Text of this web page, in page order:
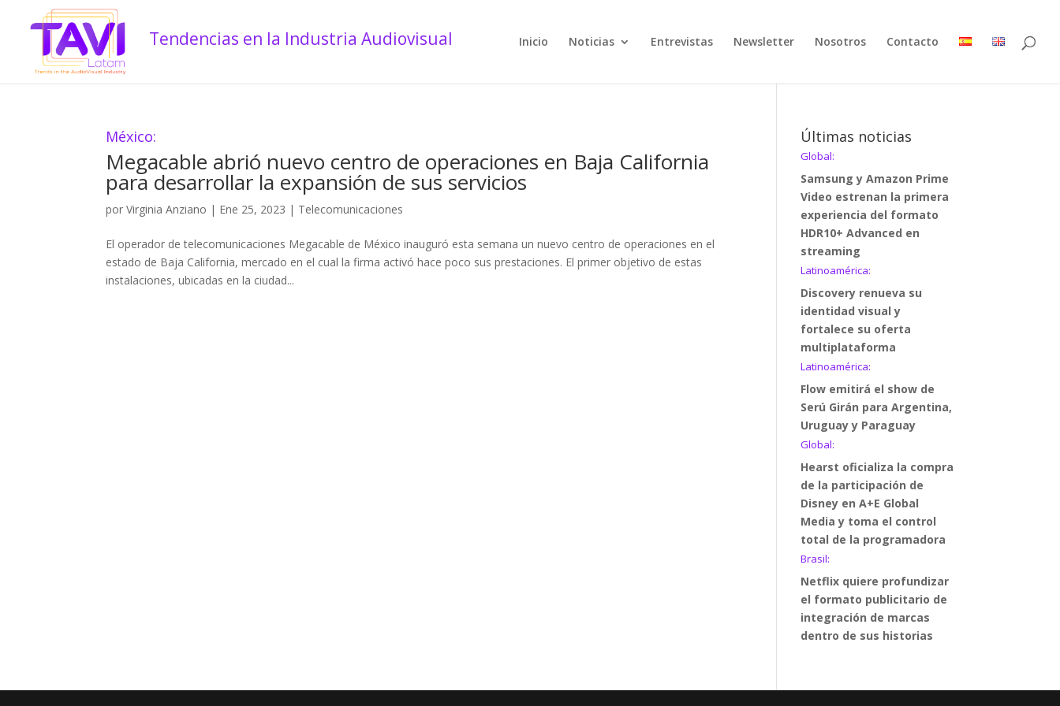
Inicio Noticias Entrevistas Newsletter Nosotros Contacto
México:
Megacable abrió nuevo centro de operaciones en Baja California
para desarrollar la expansión de sus servicios
porVirginia Anziano | Ene 25, 2023 | Telecomunicaciones
El operador de telecomunicaciones Megacable de México inauguró esta semana un nuevo centro de operaciones en el
estado de Baja California, mercado en el cual la firma activó hace poco sus prestaciones. El primer objetivo de estas
instalaciones, ubicadas en la ciudad...
Últimas noticias
Global:
Samsung y Amazon Prime
Video estrenan la primera
experiencia del formato
HDR10+ Advanced en
streaming
Latinoamérica:
Discovery renueva su
identidad visual y
fortalece su oferta
multiplataforma
Latinoamérica:
Flow emitirá el show de
Serú Girán para Argentina,
Uruguay y Paraguay
Global:
Hearst oficializa la compra
de la participación de
Disney en A+E Global
Media y toma el control
total de la programadora
Brasil:
Netflix quiere profundizar
el formato publicitario de
integración de marcas
dentro de sus historias